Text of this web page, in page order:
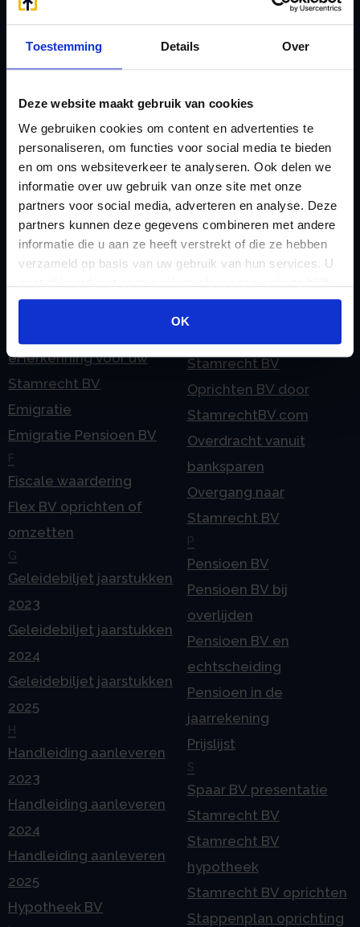
Toestemming Details Over
Deze website maakt gebruik van cookies
We gebruiken cookies om content en advertenties te
personaliseren, om functies voor social media te bieden
en om ons websiteverkeer te analyseren. Ook delen we
informatie over uw gebruik van onze site met onze
partners voor social media, adverteren en analyse. Deze
partners kunnen deze gegevens combineren met andere
informatie die u aan ze heeft verstrekt of die ze hebben
verzameld op basis van uw gebruik van hun services. U
gebruiken.
OK
Afkoop Stamrecht
rekeningnummer
Checklist IB 2023 (PDF)
Checklist IB 2023 (Word)
Checklist IB 2024 (PDF)
Checklist IB 2024 (Word)
Checklist IB 2025 (PDF)
Checklist IB 2025 (Word)
eHerkenning voor uw
Stamrecht BV
Emigratie
Emigratie Pensioen BV
F
Fiscale waardering
Flex BV oprichten of
omzetten
G
Geleidebiljet jaarstukken
2023
Geleidebiljet jaarstukken
2024
Geleidebiljet jaarstukken
2025
H
Handleiding aanleveren
2023
Handleiding aanleveren
2024
Handleiding aanleveren
2025
Hypotheek BV
Lenen van de BV
verzorgen
M
Mogelijkheden
Stamrecht BV
ODV BV
Ontbinden Stamrecht
Stamrecht BV
Oprichten BV door
StamrechtBV.com
Overdracht vanuit
banksparen
Overgang naar
Stamrecht BV
P
Pensioen BV
Pensioen BV bij
overlijden
Pensioen BV en
echtscheiding
Pensioen in de
jaarrekening
Prijslijst
S
Spaar BV presentatie
Stamrecht BV
Stamrecht BV
hypotheek
Stamrecht BV oprichten
Stappenplan oprichting